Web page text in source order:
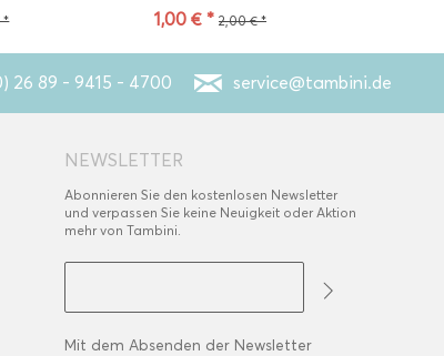
* 1,00 € * 2,00 € *
26 89 - 9415 - 4700 service@tambini.de
NEWSLETTER
Abonnieren Sie den kostenlosen Newsletter
und verpassen Sie keine Neuigkeit oder Aktion
mehr von Tambini.
Mit dem Absenden der Newsletter